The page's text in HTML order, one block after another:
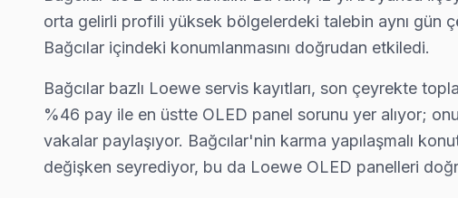
Mahmutbey Loewe Servis
Bağcılar Loewe Servis →
Sancaktepe Loewe Servis
Bağcılar'da Sancaktepe mahallesi için Loewe TV fiyat teklifi almak
orta gelirli profili yüksek bölgelerdeki talebin aynı gün
Bağcılar içindeki konumlanmasını doğrudan etkiledi.
Bağcılar bazlı Loewe servis kayıtları, son çeyrekte
%46 pay ile en üstte OLED panel sorunu yer alıyor;
vakalar paylaşıyor. Bağcılar'nin karma yapılaşmalı
değişken seyrediyor, bu da Loewe OLED panelleri